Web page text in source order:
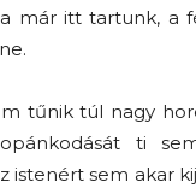
már itt tartunk, a
tűnik túl nagy
ti
istenért sem akar